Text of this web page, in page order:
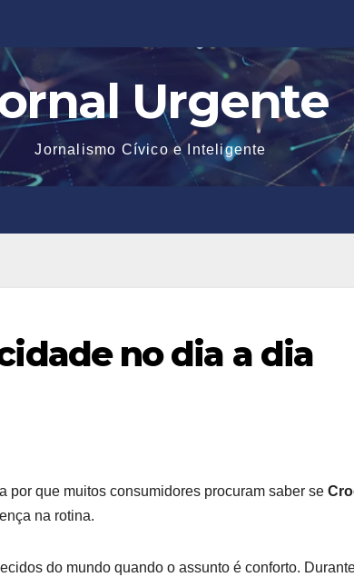
Urgente
Jornalismo Cívico e Inteligente
no dia a dia
que muitos consumidores procuram saber se
na rotina.
do mundo quando o assunto é conforto.